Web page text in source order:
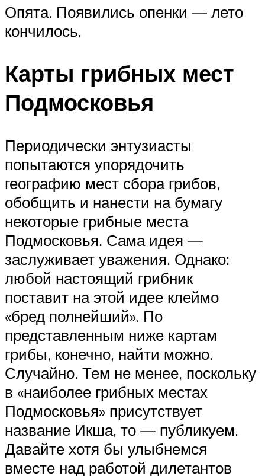
Опята. Появились опенки — лето
кончилось.
Карты грибных мест
Подмосковья
Периодически энтузиасты
попытаются упорядочить
географию мест сбора грибов,
обобщить и нанести на бумагу
некоторые грибные места
Подмосковья. Сама идея —
заслуживает уважения. Однако:
любой настоящий грибник
поставит на этой идее клеймо
«бред полнейший». По
представленным ниже картам
грибы, конечно, найти можно.
Случайно. Тем не менее, поскольку
в «наиболее грибных местах
Подмосковья» присутствует
название Икша, то — публикуем.
Давайте хотя бы улыбнемся
вместе над работой дилетантов